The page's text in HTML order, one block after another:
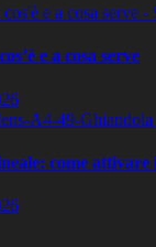
e a cosa serve
come attivare